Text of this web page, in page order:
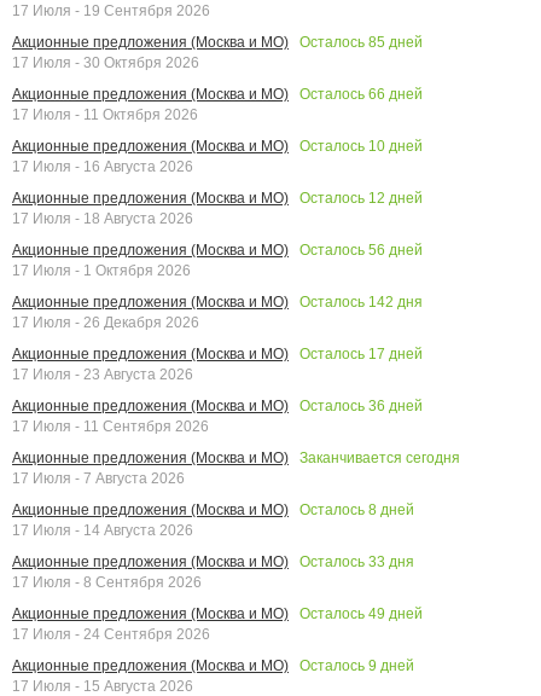
17 Июля - 19 Сентября 2026
Акционные предложения (Москва и МО)
Осталось 85 дней
17 Июля - 30 Октября 2026
Акционные предложения (Москва и МО)
Осталось 66 дней
17 Июля - 11 Октября 2026
Акционные предложения (Москва и МО)
Осталось 10 дней
17 Июля - 16 Августа 2026
Акционные предложения (Москва и МО)
Осталось 12 дней
17 Июля - 18 Августа 2026
Акционные предложения (Москва и МО)
Осталось 56 дней
17 Июля - 1 Октября 2026
Акционные предложения (Москва и МО)
Осталось 142 дня
17 Июля - 26 Декабря 2026
Акционные предложения (Москва и МО)
Осталось 17 дней
17 Июля - 23 Августа 2026
Акционные предложения (Москва и МО)
Осталось 36 дней
17 Июля - 11 Сентября 2026
Акционные предложения (Москва и МО)
Заканчивается сегодня
17 Июля - 7 Августа 2026
Акционные предложения (Москва и МО)
Осталось 8 дней
17 Июля - 14 Августа 2026
Акционные предложения (Москва и МО)
Осталось 33 дня
17 Июля - 8 Сентября 2026
Акционные предложения (Москва и МО)
Осталось 49 дней
17 Июля - 24 Сентября 2026
Акционные предложения (Москва и МО)
Осталось 9 дней
17 Июля - 15 Августа 2026